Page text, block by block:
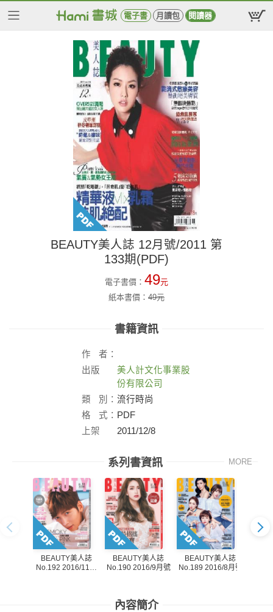
電子書 月讀包 閱讀器
BEAUTY美人誌 12月號/2011 第
133期(PDF)
電子書價： 49元
紙本書價： 49元
書籍資訊
作
者：
出版
美人計文化事業股
份有限公司
類
別： 流行時尚
格
式： PDF
上架
2011/12/8
系列書資訊 MORE
BEAUTY美人誌
No.192 2016/11月
BEAUTY美人誌
No.190 2016/9月號
BEAUTY美人誌
No.189 2016/8月號
內容簡介